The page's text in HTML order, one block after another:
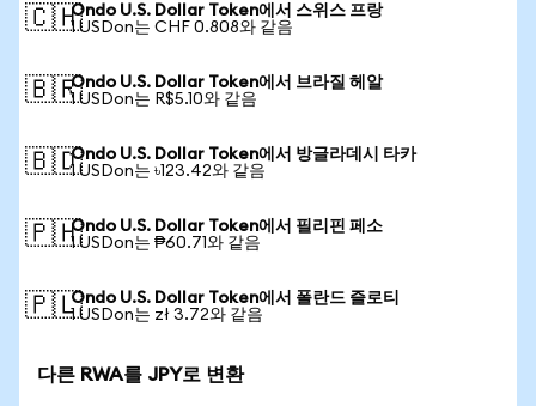
🇨🇭Ondo U.S. Dollar Token에서 스위스 프랑
1 USDon는 CHF 0.808와 같음
🇧🇷Ondo U.S. Dollar Token에서 브라질 헤알
1 USDon는 R$5.10와 같음
🇧🇩Ondo U.S. Dollar Token에서 방글라데시 타카
1 USDon는 ৳123.42와 같음
🇵🇭Ondo U.S. Dollar Token에서 필리핀 페소
1 USDon는 ₱60.71와 같음
🇵🇱Ondo U.S. Dollar Token에서 폴란드 즐로티
1 USDon는 zł 3.72와 같음
다른 RWA를 JPY로 변환